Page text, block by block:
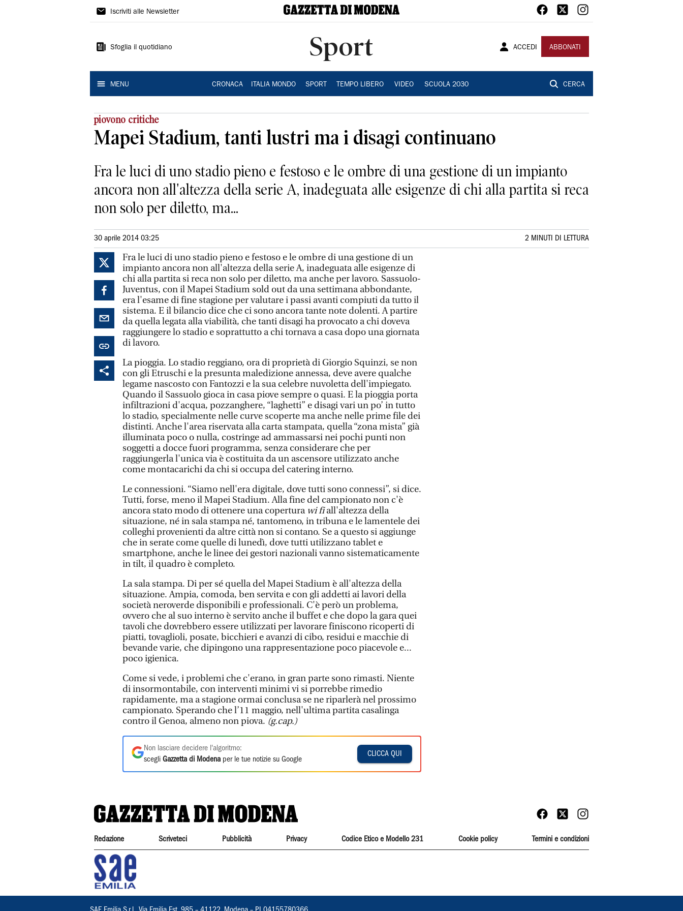
Gazzetta
Modena
Iscriviti alle Newsletter
Sfoglia il quotidiano Sport ACCEDI ABBONATI
MENU CRONACA ITALIA MONDO SPORT TEMPO LIBERO VIDEO SCUOLA 2030 CERCA
piovono critiche
Mapei Stadium, tanti lustri ma i disagi continuano
Fra le luci di uno stadio pieno e festoso e le ombre di una gestione di un impianto
ancora non all'altezza della serie A, inadeguata alle esigenze di chi alla partita si reca
non solo per diletto, ma...
30 aprile 2014 03:25 2 MINUTI DI LETTURA
Fra le luci di uno stadio pieno e festoso e le ombre di una gestione di un
impianto ancora non all'altezza della serie A, inadeguata alle esigenze di
chi alla partita si reca non solo per diletto, ma anche per lavoro. Sassuolo-
Juventus, con il Mapei Stadium sold out da una settimana abbondante,
era l'esame di fine stagione per valutare i passi avanti compiuti da tutto il
sistema. E il bilancio dice che ci sono ancora tante note dolenti. A partire
da quella legata alla viabilità, che tanti disagi ha provocato a chi doveva
raggiungere lo stadio e soprattutto a chi tornava a casa dopo una giornata
di lavoro.
La pioggia. Lo stadio reggiano, ora di proprietà di Giorgio Squinzi, se non
con gli Etruschi e la presunta maledizione annessa, deve avere qualche
legame nascosto con Fantozzi e la sua celebre nuvoletta dell'impiegato.
Quando il Sassuolo gioca in casa piove sempre o quasi. E la pioggia porta
infiltrazioni d'acqua, pozzanghere, “laghetti” e disagi vari un po’ in tutto
lo stadio, specialmente nelle curve scoperte ma anche nelle prime file dei
distinti. Anche l'area riservata alla carta stampata, quella “zona mista” già
illuminata poco o nulla, costringe ad ammassarsi nei pochi punti non
soggetti a docce fuori programma, senza considerare che per
raggiungerla l'unica via è costituita da un ascensore utilizzato anche
come montacarichi da chi si occupa del catering interno.
Le connessioni. “Siamo nell'era digitale, dove tutti sono connessi”, si dice.
Tutti, forse, meno il Mapei Stadium. Alla fine del campionato non c'è
ancora stato modo di ottenere una copertura wi fiall'altezza della
situazione, né in sala stampa né, tantomeno, in tribuna e le lamentele dei
colleghi provenienti da altre città non si contano. Se a questo si aggiunge
che in serate come quelle di lunedì, dove tutti utilizzano tablet e
smartphone, anche le linee dei gestori nazionali vanno sistematicamente
in tilt, il quadro è completo.
La sala stampa. Di per sé quella del Mapei Stadium è all'altezza della
situazione. Ampia, comoda, ben servita e con gli addetti ai lavori della
società neroverde disponibili e professionali. C'è però un problema,
ovvero che al suo interno è servito anche il buffet e che dopo la gara quei
tavoli che dovrebbero essere utilizzati per lavorare finiscono ricoperti di
piatti, tovaglioli, posate, bicchieri e avanzi di cibo, residui e macchie di
bevande varie, che dipingono una rappresentazione poco piacevole e...
poco igienica.
Come si vede, i problemi che c'erano, in gran parte sono rimasti. Niente
di insormontabile, con interventi minimi vi si porrebbe rimedio
rapidamente, ma a stagione ormai conclusa se ne riparlerà nel prossimo
campionato. Sperando che l’11 maggio, nell'ultima partita casalinga
contro il Genoa, almeno non piova. (g.cap.)
Non lasciare decidere l'algoritmo:
scegli Gazzetta di Modena per le tue notizie su Google
CLICCA QUI
Redazione Scriveteci Pubblicità Privacy Codice Etico e Modello 231 Cookie policy Termini e condizioni